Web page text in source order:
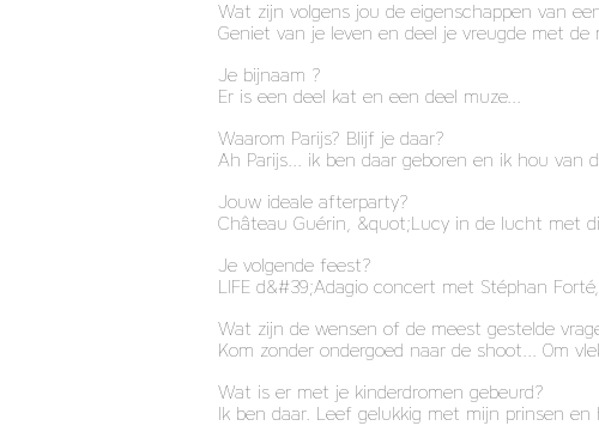
Wat zijn volgens jou de eigenschappen van
Geniet van je leven en deel je vreugde met
Je bijnaam ?
Er is een deel kat en een deel muze...
Waarom Parijs? Blijf je daar?
Ah Parijs... ik ben daar geboren en ik hou van
Jouw ideale afterparty?
Château Guérin, &quot;Lucy in de lucht met
Je volgende feest?
LIFE d&#39;Adagio concert met Stéphan
Wat zijn de wensen of de meest gestelde
Kom zonder ondergoed naar de shoot... Om
Wat is er met je kinderdromen gebeurd?
Ik ben daar. Leef gelukkig met mijn prinsen